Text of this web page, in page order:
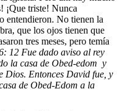
¡Que triste! Nunca
entendieron. No tienen la
que los ojos tienen que
tres meses, pero temía
12 Fue dado aviso al rey
la casa de Obed-edom y
Dios. Entonces David fue, y
de Obed-Edom a la